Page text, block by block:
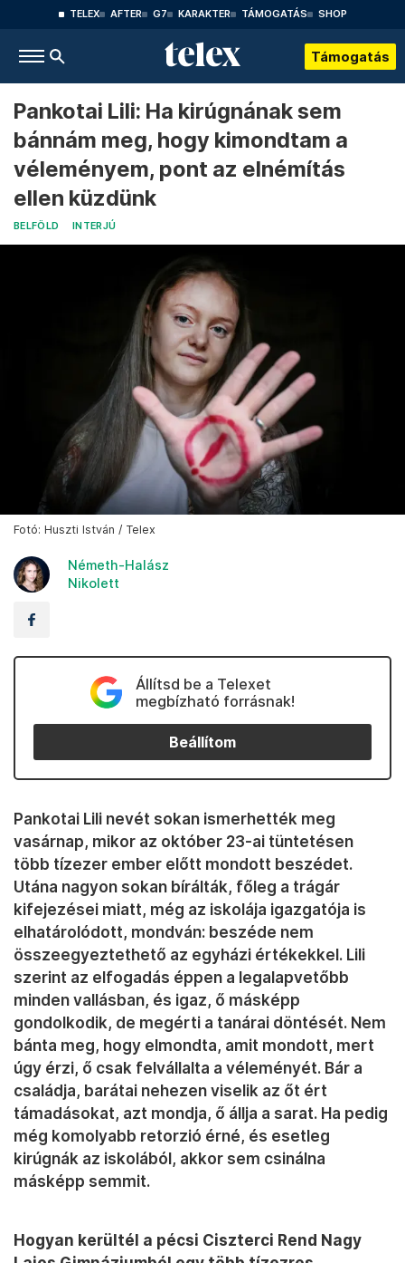
TELEX AFTER G7 KARAKTER TÁMOGATÁS SHOP
Támogatás
Pankotai Lili: Ha kirúgnának sem
bánnám meg, hogy kimondtam a
véleményem, pont az elnémítás
ellen küzdünk
BELFÖLD INTERJÚ
Fotó: Huszti István / Telex
Németh-Halász
Nikolett
Állítsd be a Telexet
megbízható forrásnak!
Beállítom
Pankotai Lili nevét sokan ismerhették meg
vasárnap, mikor az október 23-ai tüntetésen
több tízezer ember előtt mondott beszédet.
Utána nagyon sokan bírálták, főleg a trágár
kifejezései miatt, még az iskolája igazgatója is
elhatárolódott, mondván: beszéde nem
összeegyeztethető az egyházi értékekkel. Lili
szerint az elfogadás éppen a legalapvetőbb
minden vallásban, és igaz, ő másképp
gondolkodik, de megérti a tanárai döntését. Nem
bánta meg, hogy elmondta, amit mondott, mert
úgy érzi, ő csak felvállalta a véleményét. Bár a
családja, barátai nehezen viselik az őt ért
támadásokat, azt mondja, ő állja a sarat. Ha pedig
még komolyabb retorzió érné, és esetleg
kirúgnák az iskolából, akkor sem csinálna
másképp semmit.
Hogyan kerültél a pécsi Ciszterci Rend Nagy